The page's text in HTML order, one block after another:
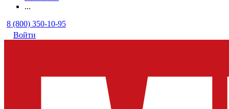
...
8 (800) 350-10-95
Войти